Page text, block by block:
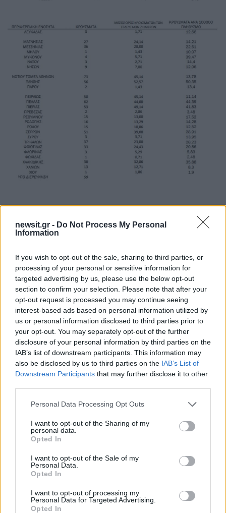
newsit.gr - Do Not Process My Personal
Information
If you wish to opt-out of the sale, sharing to third parties, or
processing of your personal or sensitive information for
targeted advertising by us, please use the below opt-out
section to confirm your selection. Please note that after your
opt-out request is processed you may continue seeing
interest-based ads based on personal information utilized by
us or personal information disclosed to third parties prior to
your opt-out. You may separately opt-out of the further
disclosure of your personal information by third parties on the
IAB’s list of downstream participants. This information may
also be disclosed by us to third parties on the IAB’s List of
Downstream Participants that may further disclose it to other
Please note that this website/app uses one or more Google
not limited to your visit or usage behaviour. You may click to
grant or deny consent to Google and its third-party tags to
use your data for below specified purposes in below Google
consent section.
Personal Data Processing Opt Outs
I want to opt-out of the Sharing of my
personal data.
Opted In
I want to opt-out of the Sale of my
Personal Data.
Opted In
I want to opt-out of processing my
Personal Data for Targeted Advertising.
Opted In
θετικότητας ήταν 1.01% σε σύνολο 1.383.029
εργαστηριακών ελέγχων (RT-PCR/Rapid-Ag) και
0.48% σε σύνολο 1.143.810 αυτοδιαγνωστικών
ελέγχων. Στο σύνολο των ελέγχων, το ποσοστό
θετικότητας ήταν 0.55%.
Το ποσοστό θετικότητας στο σύνολο των
ελέγχων ανά Περιφερειακή Ενότητα την
εβδομάδα 20-26 Σεπτεμβρίου: